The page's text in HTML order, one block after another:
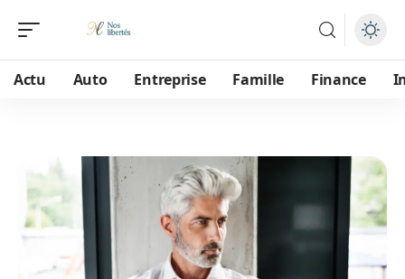
Actu Auto Entreprise Famille Finance